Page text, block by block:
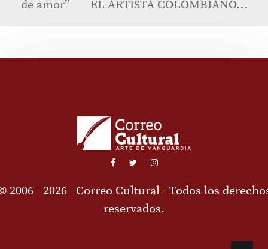
de amor” EL ARTISTA COLOMBIANO…
2006 - 2026 Correo Cultural - Todos los
reservados.